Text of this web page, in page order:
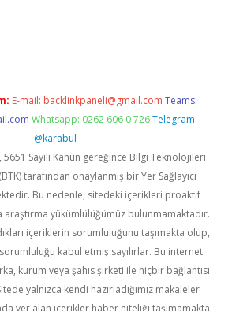
E-mail: backlinkpaneli@gmail.com Teams:
Whatsapp: 0262 606 0 726 Telegram:
@karabul
5651 Sayılı Kanun gereğince Bilgi Teknolojileri
tarafından onaylanmış bir Yer Sağlayıcı
Bu nedenle, sitedeki içerikleri proaktif
yükümlülüğümüz bulunmamaktadır.
içeriklerin sorumluluğunu taşımakta olup,
kabul etmiş sayılırlar. Bu internet
kurum veya şahıs şirketi ile hiçbir bağlantısı
yalnızca kendi hazırladığımız makaleler
yer alan içerikler haber niteliği taşımamakta